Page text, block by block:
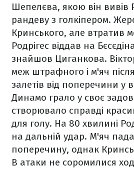
Шепелєва, якою він вивів
рандеву з голкіпером.
Кринського, але втратив
Родрігес віддав на
знайшов Циганкова.
меж штрафного і м'яч
залетів від поперечини у
Динамо грало у своє
створювало справді
для голу. На 80 хвилині
на дальній удар. М'яч
поперечину, однак
В атаки не соромилися